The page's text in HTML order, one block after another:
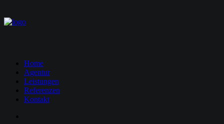
Home
Agentur
Leistungen
Referenzen
Kontakt